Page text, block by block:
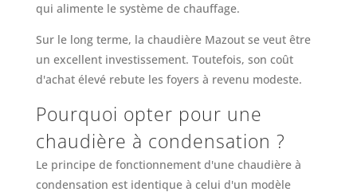
qui alimente le système de chauffage.
Sur le long terme, la chaudière Mazout se veut être
un excellent investissement. Toutefois, son coût
d'achat élevé rebute les foyers à revenu modeste.
Pourquoi opter pour une
chaudière à condensation ?
Le principe de fonctionnement d'une chaudière à
condensation est identique à celui d'un modèle